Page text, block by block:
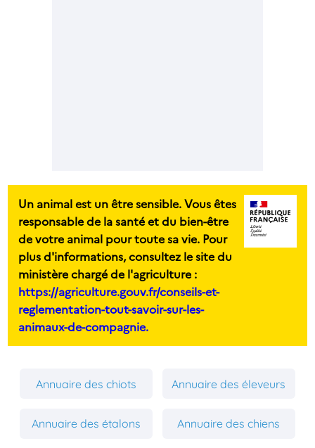
Un animal est un être sensible. Vous êtes
responsable de la santé et du bien-être
de votre animal pour toute sa vie. Pour
plus d'informations, consultez le site du
ministère chargé de l'agriculture :
https://agriculture.gouv.fr/conseils-et-
reglementation-tout-savoir-sur-les-
animaux-de-compagnie.
Annuaire des chiots Annuaire des éleveurs
Annuaire des étalons Annuaire des chiens